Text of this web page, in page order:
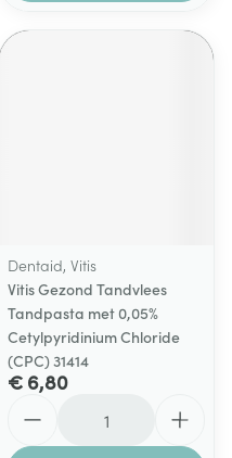
Dentaid, Vitis
Vitis Gezond Tandvlees
Tandpasta met 0,05%
Cetylpyridinium Chloride
(CPC) 31414
€ 6,80